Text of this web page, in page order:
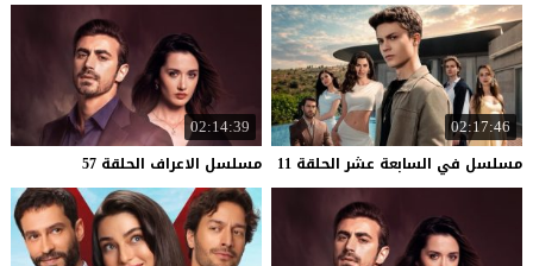
02:17:46
مسلسل في السابعة عشر الحلقة 11
02:14:39
مسلسل الاعراف الحلقة 57